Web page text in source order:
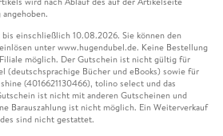
einschließlich 10.08.2026. Sie können den
unter www.hugendubel.de. Keine Bestellung
möglich. Der Gutschein ist nicht gültig für
(deutschsprachige Bücher und eBooks) sowie für
(4016621130466), tolino select und das
ist nicht mit anderen Gutscheinen und
Barauszahlung ist nicht möglich. Ein Weiterverkauf
sind nicht gestattet.